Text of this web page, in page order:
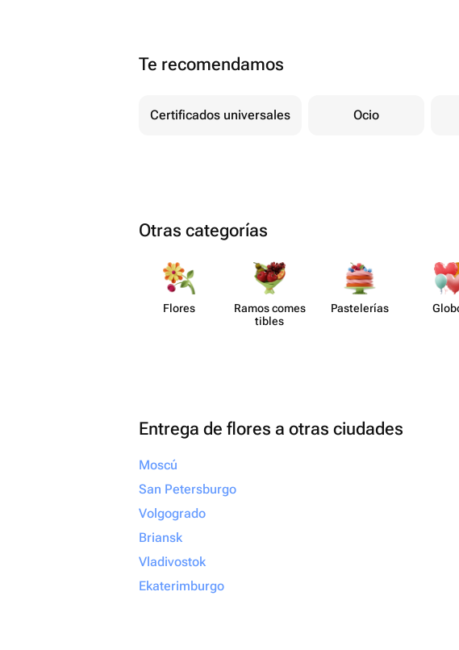
Te recomendamos
Certificados universales Ocio
Otras categorías
Flores
Ramos comes​
tibles
Paste​lerías
Entrega de flores a otras ciudades
Moscú
San Petersburgo
Volgogrado
Briansk
Vladivostok
Ekaterimburgo